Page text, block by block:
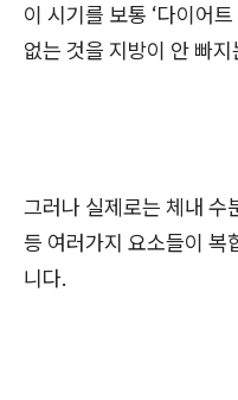
이 시기를 보통 ‘다이어
없는 것을 지방이 안 빠
그러나 실제로는 체내 수
등 여러가지 요소들이 복
니다.